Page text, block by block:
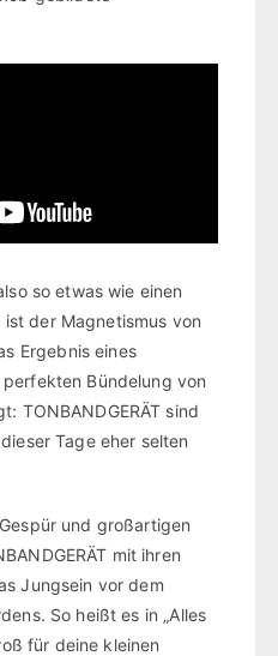
so etwas wie einen
ist der Magnetismus von
Ergebnis eines
Bündelung von
TONBANDGERÄT sind
Tage eher selten
und großartigen
mit ihren
Jungsein vor dem
So heißt es in „Alles
für deine kleinen